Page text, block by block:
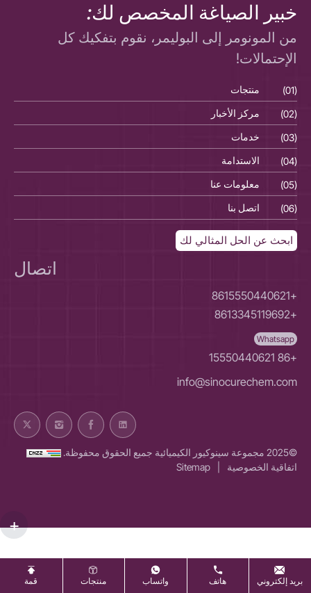
بريد إلكتروني هاتف واتساب منتجات قمة
خبير الصياغة المخصص لك:
من المونومر إلى البوليمر، نقوم بتفكيك كل
الإحتمالات!
(01) منتجات
(02)
مركز الأخبار
(03)
خدمات
(04)
الاستدامة
(05)
معلومات عنا
(06)
اتصل بنا
ابحث عن الحل المثالي لك
اتصال
+8615550440621
+8613345119692
Whatsapp
+86 15550440621
info@sinocurechem.com
©2025 مجموعة سينوكيور الكيميائية جميع الحقوق محفوظة.
اتفاقية الخصوصية
Sitemap